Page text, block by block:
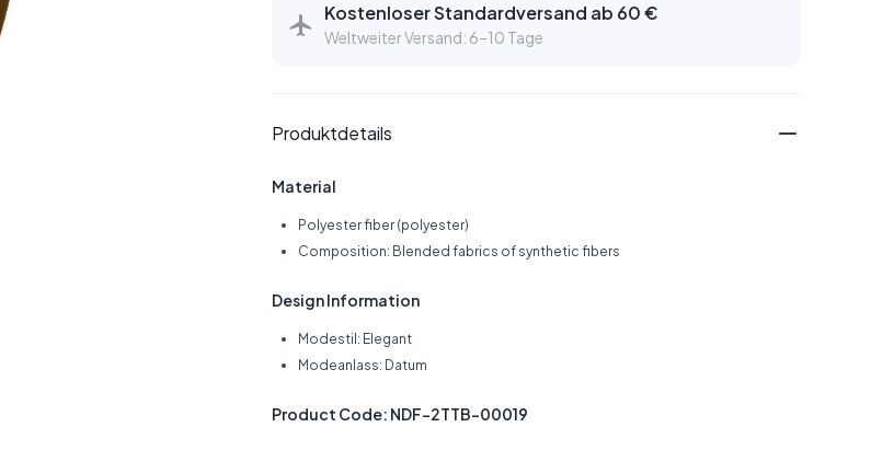
Kostenloser Standardversand ab 60 €
Weltweiter Versand: 6–10 Tage
Produktdetails
Material
Polyester fiber (polyester)
Composition: Blended fabrics of synthetic fibers
Design Information
Modestil: Elegant
Modeanlass: Datum
Product Code: NDF-2TTB-00019